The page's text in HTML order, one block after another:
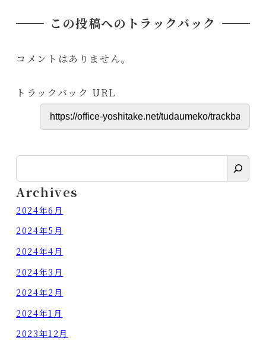
この投稿へのトラックバック
コメントはありません。
トラックバック URL
検
索
Archives
2024年6月
2024年5月
2024年4月
2024年3月
2024年2月
2024年1月
2023年12月